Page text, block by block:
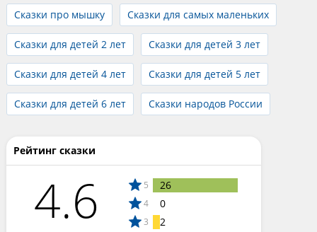
Сказки про мышку Сказки для самых маленьких
Сказки для детей 2 лет Сказки для детей 3 лет
Сказки для детей 4 лет Сказки для детей 5 лет
Сказки для детей 6 лет Сказки народов России
Рейтинг сказки
4.6 5 26
4 0
3 2